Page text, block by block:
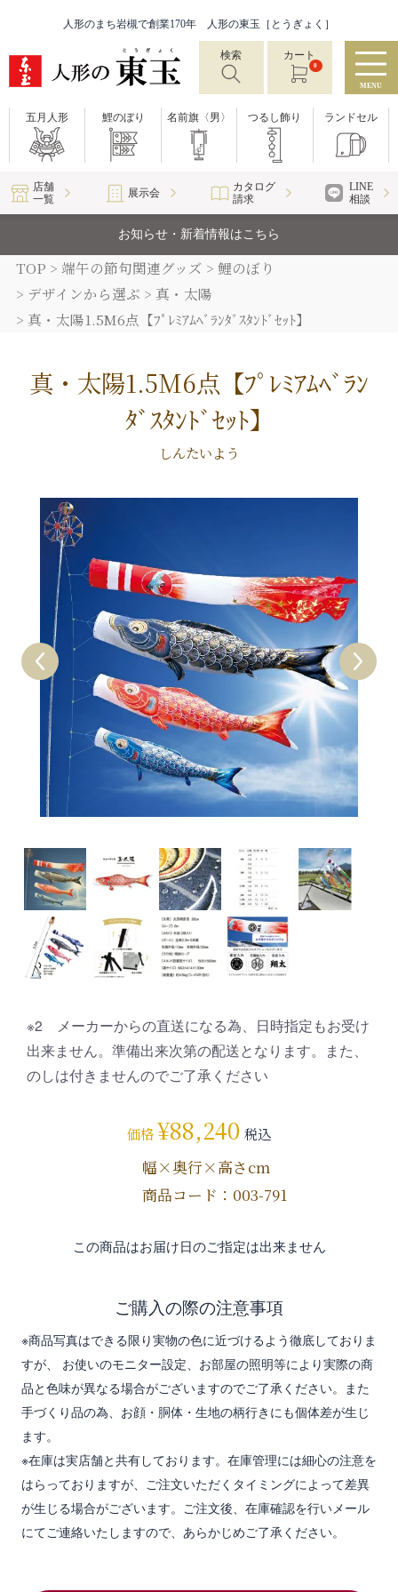
人形のまち岩槻で創業170年 人形の東玉［とうぎょく］
検索 カート
0
MENU
五月人形 鯉のぼり 名前旗〈男〉 つるし飾り ランドセル
店舗
一覧
展示会
カタログ
請求
LINE
相談
お知らせ・新着情報はこちら
TOP 端午の節句関連グッズ
鯉のぼり
デザインから選ぶ
真・太陽
真・太陽1.5M6点【ﾌﾟﾚﾐｱﾑﾍﾞﾗﾝﾀﾞｽﾀﾝﾄﾞｾｯﾄ】
真・太陽1.5M6点【ﾌﾟﾚﾐｱﾑﾍﾞﾗﾝ
ﾀﾞｽﾀﾝﾄﾞｾｯﾄ】
しんたいよう
※2 メーカーからの直送になる為、日時指定もお受け
出来ません。準備出来次第の配送となります。また、
のしは付きませんのでご了承ください
価格 ¥88,240 税込
幅×奥行×高さcm
商品コード：003-791
この商品はお届け日のご指定は出来ません
ご購入の際の注意事項
※商品写真はできる限り実物の色に近づけるよう徹底しておりま
すが、 お使いのモニター設定、お部屋の照明等により実際の商
品と色味が異なる場合がございますのでご了承ください。また
手づくり品の為、お顔・胴体・生地の柄行きにも個体差が生じ
ます。
※在庫は実店舗と共有しております。在庫管理には細心の注意を
はらっておりますが、ご注文いただくタイミングによって差異
が生じる場合がございます。ご注文後、在庫確認を行いメール
にてご連絡いたしますので、あらかじめご了承ください。